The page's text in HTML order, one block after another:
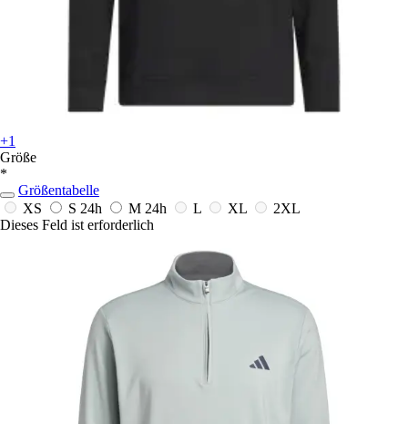
+1
Größe
*
Größentabelle
XS
S 24h M 24h L XL
2XL
Dieses Feld ist erforderlich